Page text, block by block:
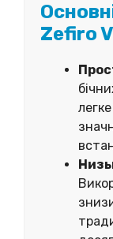
Zefiro